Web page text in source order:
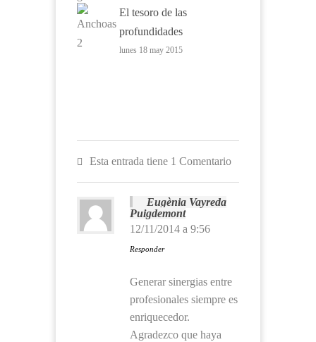
El tesoro de las
profundidades
lunes 18 may 2015
Esta entrada tiene 1 Comentario
Eugènia Vayreda
Puigdemont
12/11/2014 a 9:56
Responder
Generar sinergias entre
profesionales siempre es
enriquecedor.
Agradezco que haya